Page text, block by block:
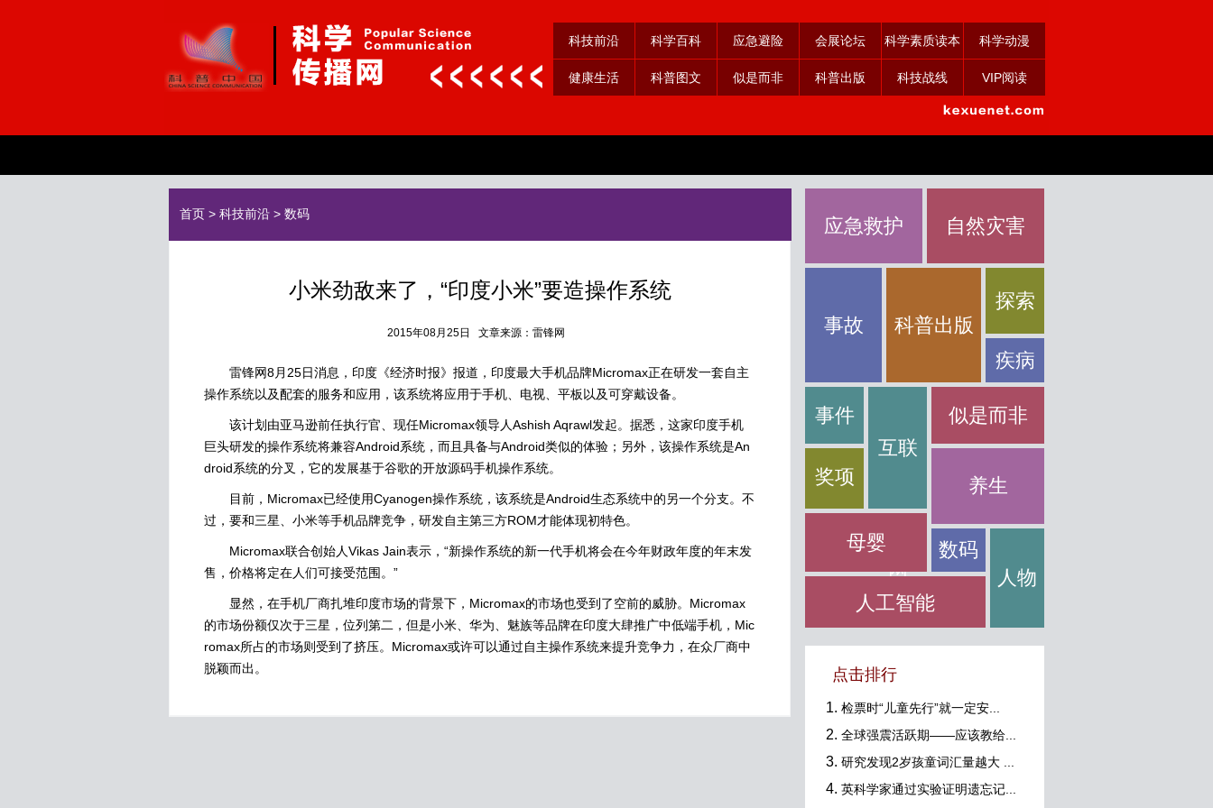
科技前沿 科学百科 应急避险 会展论坛 科学素质读本 科学动漫
健康生活 科普图文 似是而非 科普出版 科技战线 VIP阅读
首页 > 科技前沿 > 数码
小米劲敌来了，“印度小米”要造操作系统
2015年08月25日 文章来源：雷锋网
雷锋网8月25日消息，印度《经济时报》报道，印度最大手机品牌Micromax正在研发一套自主
操作系统以及配套的服务和应用，该系统将应用于手机、电视、平板以及可穿戴设备。
该计划由亚马逊前任执行官、现任Micromax领导人Ashish Aqrawl发起。据悉，这家印度手机
巨头研发的操作系统将兼容Android系统，而且具备与Android类似的体验；另外，该操作系统是An
droid系统的分叉，它的发展基于谷歌的开放源码手机操作系统。
目前，Micromax已经使用Cyanogen操作系统，该系统是Android生态系统中的另一个分支。不
过，要和三星、小米等手机品牌竞争，研发自主第三方ROM才能体现初特色。
Micromax联合创始人Vikas Jain表示，“新操作系统的新一代手机将会在今年财政年度的年末发
售，价格将定在人们可接受范围。”
显然，在手机厂商扎堆印度市场的背景下，Micromax的市场也受到了空前的威胁。Micromax
的市场份额仅次于三星，位列第二，但是小米、华为、魅族等品牌在印度大肆推广中低端手机，Mic
romax所占的市场则受到了挤压。Micromax或许可以通过自主操作系统来提升竞争力，在众厂商中
脱颖而出。
应急救护 自然灾害
事故 科普出版
探索
疾病
事件
奖项
互联
网
母婴
似是而非
养生
数码
人物
人工智能
点击排行
检票时“儿童先行”就一定安...
全球强震活跃期——应该教给...
研究发现2岁孩童词汇量越大 ...
英科学家通过实验证明遗忘记...